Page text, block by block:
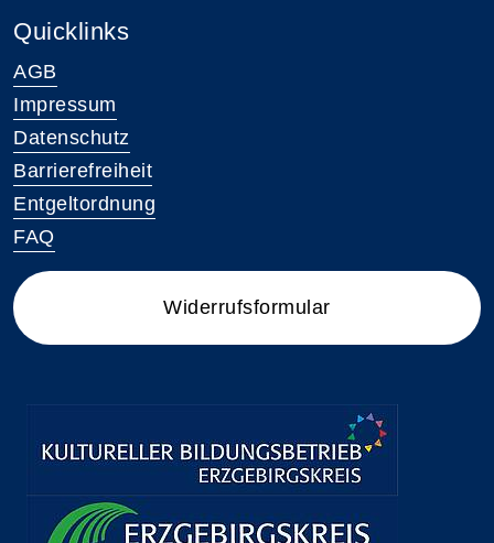
Quicklinks
AGB
Impressum
Datenschutz
Barrierefreiheit
Entgeltordnung
FAQ
Widerrufsformular